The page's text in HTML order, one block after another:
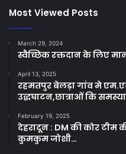
Most Viewed Posts
March 29, 2024
स्वैच्छिक रक्तदान के लिए
April 13, 2025
रहमतपुर बेलड़ा गांव मे
उद्धघाटन,छात्राओं कि
February 19, 2025
देहरादून : DM की कोर टीम
कुमकुम जोशी…